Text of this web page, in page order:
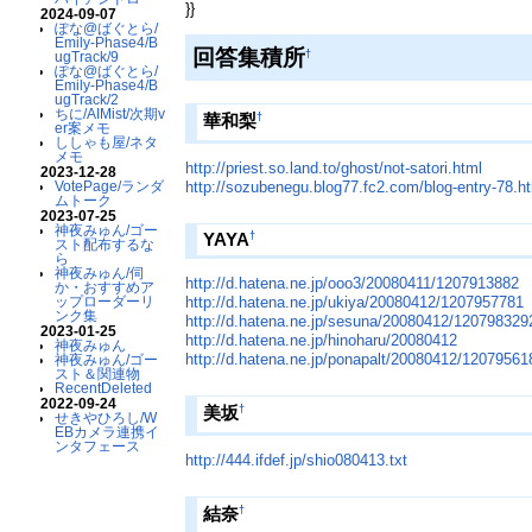
2024-09-07
ぽな@ばぐとら/
Emily-Phase4/B
ugTrack/9
ぽな@ばぐとら/
Emily-Phase4/B
ugTrack/2
ちに/AIMist/次期v
er案メモ
ししゃも屋/ネタ
メモ
2023-12-28
VotePage/ランダ
ムトーク
2023-07-25
神夜みゅん/ゴー
スト配布するな
ら
神夜みゅん/伺
か・おすすめア
ップローダーリ
ンク集
2023-01-25
神夜みゅん
神夜みゅん/ゴー
スト＆関連物
RecentDeleted
2022-09-24
せきやひろし/W
EBカメラ連携イ
ンタフェース
}}
回答集積所†
華和梨†
http://priest.so.land.to/ghost/not-satori.html
http://sozubenegu.blog77.fc2.com/blog-entry-
YAYA†
http://d.hatena.ne.jp/ooo3/20080411/1207913882
http://d.hatena.ne.jp/ukiya/20080412/1207957781
http://d.hatena.ne.jp/sesuna/20080412/
http://d.hatena.ne.jp/hinoharu/20080412
http://d.hatena.ne.jp/ponapalt/20080412/
美坂†
http://444.ifdef.jp/shio080413.txt
結奈†